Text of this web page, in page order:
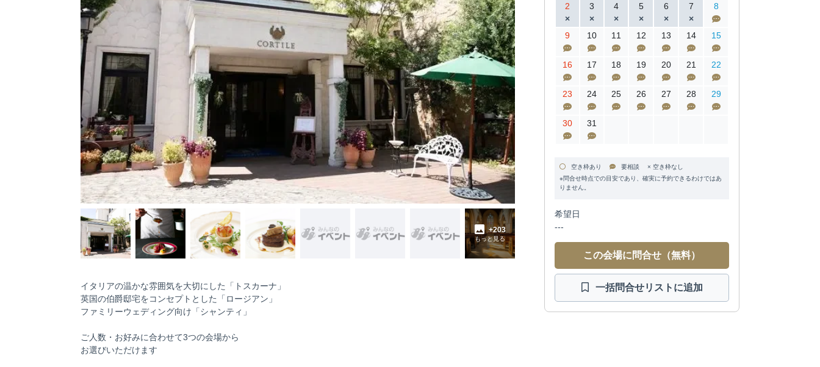
+203
もっと見る
イタリアの温かな雰囲気を大切にした「トスカーナ」
英国の伯爵邸宅をコンセプトとした「ロージアン」
ファミリーウェディング向け「シャンティ」
ご人数・お好みに合わせて3つの会場から
お選びいただけます
2 3 4 5 6 7 8
9 10 11 12 13 14 15
16 17 18 19 20 21 22
23 24 25 26 27 28 29
30 31
空き枠あり
要相談 × 空き枠なし
※問合せ時点での目安であり、確実に予約できるわけではあ
りません。
希望日
---
この会場に問合せ（無料）
一括問合せリストに追加